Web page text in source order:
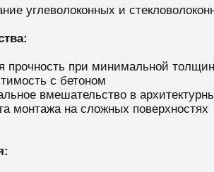
углеволоконных и
прочность при минимальной
с бетоном
вмешательство в
монтажа на сложных поверхностях